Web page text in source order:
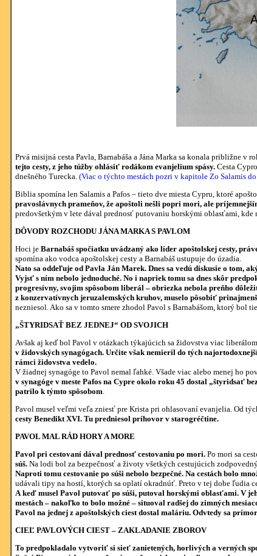
Prvá misijná cesta Pavla, Barnabáša a Jána Marka sa konala približne v
tejto cesty, z jeho túžby ohlásiť rodákom evanjelium spásy. Cesta
dnešného Turecka. (Viac o týchto mestách pozri v kapitole Zo Salamis do
Biblia spomína len Salamis a Pafos – tieto dve miesta Cypru, ktoré
pravoslávnych prameňov, že apoštoli nešli popri mori, ale
predovšetkým v lete dával prednosť putovaniu horskými oblasťami, kde
DÔVODY ROZCHODU JÁNA MARKA S PAVLOM
Hoci je Barnabáš spočiatku uvádzaný ako líder apoštolskej cesty,
spomína ako vodca apoštolskej cesty a Barnabáš ustupuje do úzadia.
Nato sa oddeľuje od Pavla Ján Marek. Dnes sa vedú diskusie o tom,
Vyjsť s ním nebolo jednoduché. No i napriek tomu sa dnes skôr
progresívny, svojim spôsobom liberál – obriezka nebola preňho
z konzervatívnych jeruzalemských kruhov, muselo pôsobiť
nezniesol. Ako sa v tomto smere zhodol Pavol s Barnabášom, ktorý bol
„ŠTYRIDSAŤ BEZ JEDNEJ“ OD SVOJICH
Avšak aj keď bol Pavol v otázkach týkajúcich sa židovstva viac
v židovských synagógach. Určite však nemieril do tých
rámci židovstva vedelo.
V žiadnej synagóge to Pavol nemal ľahké. Všade viac alebo menej ho
v synagóge v meste Pafos na Cypre okolo roku 45 dostal „štyridsať
patrilo k týmto spôsobom.
Pavol musel veľmi veľa zniesť pre Krista pri ohlasovaní evanjelia. Od
cesty Benedikt XVI. Tu predniesol príhovor v starogréčtine.
PAVOL MAL RÁD HORY A MORE
Pavol pri cestovaní dával prednosť cestovaniu po mori. Po mori sa
súš. Na lodi bol za bezpečnosť a životy všetkých cestujúcich
Naproti tomu cestovanie po súši nebolo bezpečné. Na cestách bolo
udávali tipy na hostí, ktorých sa oplatí okradnúť. Preto v tej dobe ľudia
A keď musel Pavol putovať po súši, putoval horskými oblasťami. V
mestách – nakoľko to bolo možné – situoval radšej do zimných
Pavol na jednej z apoštolských ciest dostal maláriu. Odvtedy sa
CIEĽ PAVLOVÝCH CIEST – ZAKLADANIE ZBOROV
To predpokladalo vytvoriť si sieť zanietených, horlivých a verných